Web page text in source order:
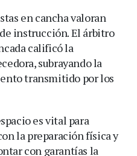
en cancha valoran
instrucción. El árbitro
calificó la
subrayando la
transmitido por los
es vital para
la preparación física y
con garantías la